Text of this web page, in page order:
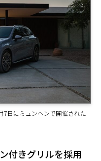
7日にミュンヘンで開催された
付きグリルを採用